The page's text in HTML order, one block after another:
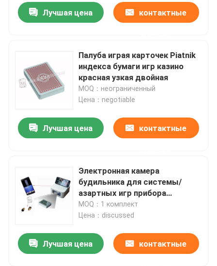
Лучшая цена контактные
Палуба играя карточек Piatnik
индекса бумаги игр казино
красная узкая двойная
MOQ：неограниченный
Цена：negotiable
Лучшая цена контактные
Электронная камера
будильника для системы/
азартных игр прибора
плутовки покера
MOQ：1 комплект
Цена：discussed
Лучшая цена контактные